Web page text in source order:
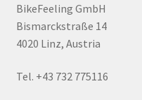
BikeFeeling GmbH
Bismarckstraße 14
4020 Linz, Austria
Tel. +43 732 775116